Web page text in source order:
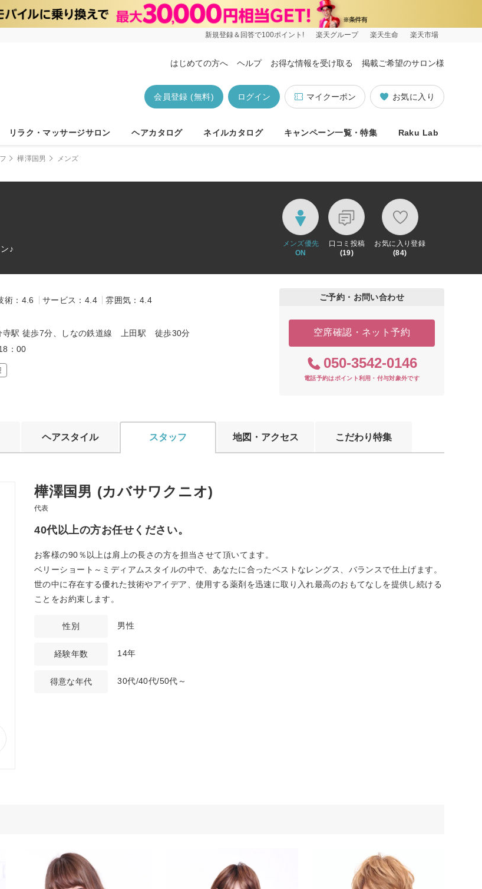
新規登録＆回答で100ポイント! 楽天グループ 楽天生命 楽天市場
はじめての方へ ヘルプ お得な情報を受け取る 掲載ご希望のサロン様
お気に入り
マイクーポン
ログイン
会員登録 (無料)
リラク・マッサージサロン ヘアカタログ ネイルカタログ キャンペーン一覧・特集 Raku Lab
樺澤国男 メンズ
♪
メンズ優先
ON
口コミ投稿
(19)
お気に入り登録
(84)
術：4.6 サービス：4.4
雰囲気：4.4
寺駅 徒歩7分、しなの鉄道線 上田駅 徒歩30分
：00
ご予約・お問い合わせ
空席確認・ネット予約
050-3542-0146
電話予約はポイント利用・付与対象外です
ヘアスタイル スタッフ 地図・アクセス こだわり特集
樺澤国男 (カバサワクニオ)
代表
40代以上の方お任せください。
お客様の90％以上は肩上の長さの方を担当させて頂いてます。
ベリーショート～ミディアムスタイルの中で、あなたに合ったベストなレングス、バランスで仕上げます。
世の中に存在する優れた技術やアイデア、使用する薬剤を迅速に取り入れ最高のおもてなしを提供し続ける
ことをお約束します。
性別 男性
経験年数 14年
得意な年代 30代/40代/50代～